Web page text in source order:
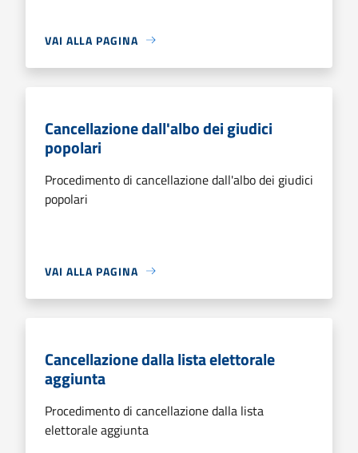
VAI ALLA PAGINA
Cancellazione dall'albo dei giudici
popolari
Procedimento di cancellazione dall'albo dei giudici
popolari
VAI ALLA PAGINA
Cancellazione dalla lista elettorale
aggiunta
Procedimento di cancellazione dalla lista
elettorale aggiunta